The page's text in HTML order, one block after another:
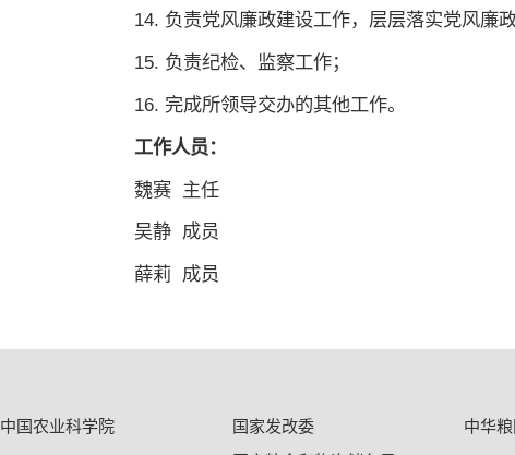
14. 负责党风廉政建设工作，层层落实党风廉政
15. 负责纪检、监察工作；
16. 完成所领导交办的其他工作。
工作人员：
魏赛 主任
吴静 成员
薛莉 成员
中国农业科学院 国家发改委 中华粮